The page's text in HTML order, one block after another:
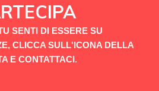
SENTI DI ESSERE SU
CLICCA SULL'ICONA DELLA
E CONTATTACI.